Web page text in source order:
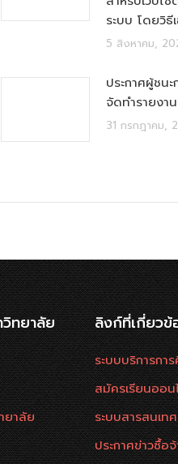
ระบบ โดยวิธี
5 สิงหาคม,
ประกาศผู้ชน
จัดทำรายงา
31 กรกฎาคม,
ทยาลัย
ยาลัย
ลิงก์ที่เกี่ยวข้
ระบบบริการกา
สมัครเรียนออ
ระบบสารสนเทศ
ประกาศข่าวซื้อ